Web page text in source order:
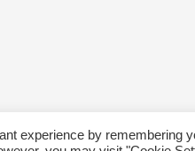
experience by remembering